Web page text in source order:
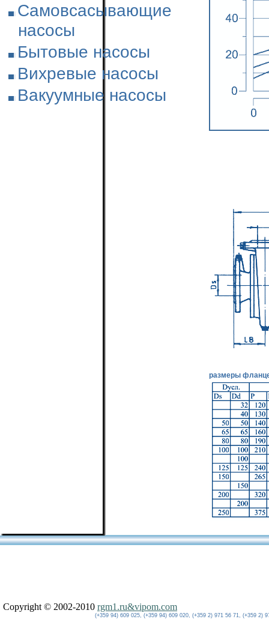
Самовсасывающие
насосы
Бытовые насосы
Вихревые насосы
Вакуумные насосы
размеры
Copyright © 2002-2010 rgm1.ru&vipom.com
(+359 94) 609 025, (+359 94) 609 020, (+359 2) 971 56 71, (+359 2)